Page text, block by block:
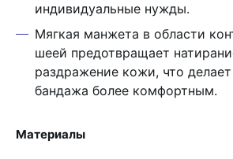
индивидуальные нужды.
Мягкая манжета в области
шеей предотвращает
раздражение кожи, что
бандажа более комфортным.
Материалы